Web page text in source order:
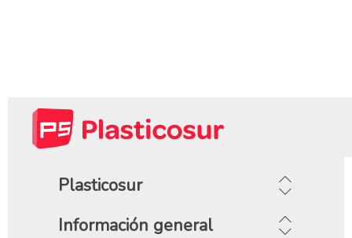
Plasticosur
Información general